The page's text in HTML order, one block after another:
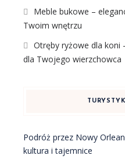
Meble bukowe –
Twoim wnętrzu
Otręby ryżowe dla koni
dla Twojego wierzchowca
Podróż przez Nowy
kultura i tajemnice